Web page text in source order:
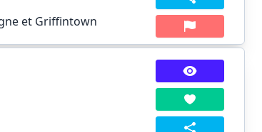
et Griffintown